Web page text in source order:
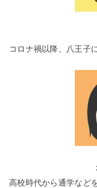
コロナ禍以降、八王子
高校時代から通学など